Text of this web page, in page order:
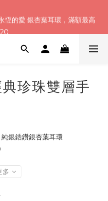
金｜下單再送禮贈包裝
的愛 銀杏葉耳環，滿額最高
珍珠雙層手
銀鋯鑽銀杏葉耳環
多